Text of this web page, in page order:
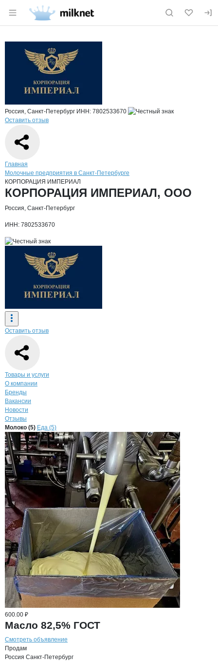
Раздел навигации по сайту milknet.ru
Страница компании
Краткая информация о компании
Россия, Санкт-Петербург ИНН: 7802533670
Оставить отзыв
Навигация по сайту
Главная
Молочные предприятия в Санкт-Петербурге
КОРПОРАЦИЯ ИМПЕРИАЛ
Основная информация о компании
КОРПОРАЦИЯ ИМПЕРИАЛ, ООО
Россия, Санкт-Петербург
ИНН: 7802533670
Оставить отзыв
Навигация по странице
Товары и услуги
О компании
Бренды
Вакансии
Новости
Отзывы
ПродукцияКОРПОРАЦИЯ
Навигация по продуктам
Молоко (5) Еда (5)
600.00 ₽
Масло 82,5% ГОСТ
Смотреть объявление
Продам
Россия Санкт-Петербург